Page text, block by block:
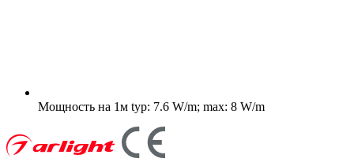
Мощность на 1м typ: 7.6 W/m; max: 8 W/m